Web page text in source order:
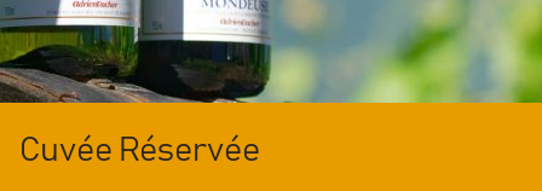
Cuvée Réservée